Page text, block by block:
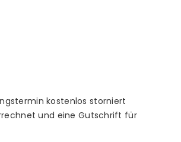
kostenlos storniert
und eine Gutschrift für